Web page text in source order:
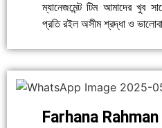
ম্যানেজমেন্ট টিম আমাদের খুব
প্রতি রইল অসীম শ্রদ্ধা ও
Farhana Rahman